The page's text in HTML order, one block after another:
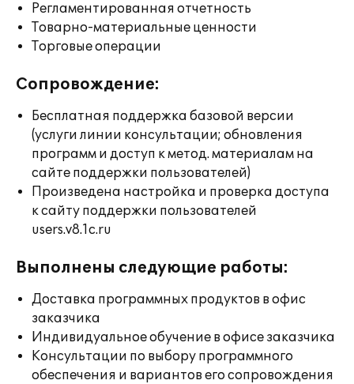
Регламентированная отчетность
Товарно-материальные ценности
Торговые операции
Сопровождение:
Бесплатная поддержка базовой версии
(услуги линии консультации; обновления
программ и доступ к метод. материалам на
сайте поддержки пользователей)
Произведена настройка и проверка доступа
к сайту поддержки пользователей
users.v8.1c.ru
Выполнены следующие работы:
Доставка программных продуктов в офис
заказчика
Индивидуальное обучение в офисе заказчика
Консультации по выбору программного
обеспечения и вариантов его сопровождения